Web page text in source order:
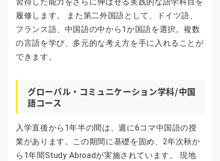
履修します。 また第二外国語として、ドイツ語、
フランス語、中国語の中から1か国語を選択。複数
の言語を学び、多元的な考え方を手に入れることが
できます。
グローバル・コミュニケーション学科/中国
語コース
入学直後から1年半の間は、週に6コマ中国語の授
業があります。この期間に基礎を固め、2年次秋か
ら1年間Study Abroadが実施されています。 現地